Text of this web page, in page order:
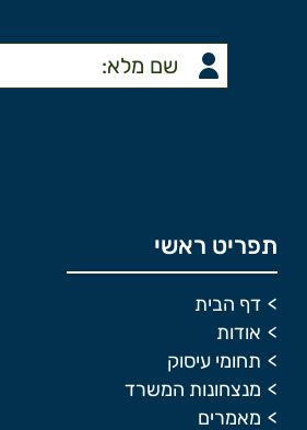
תפריט ראשי
דף הבית
אודות
תחומי עיסוק
מנצחונות המשרד
מאמרים